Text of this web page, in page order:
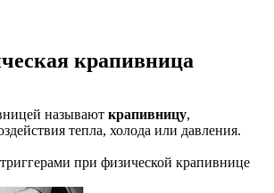
крапивница
называют крапивницу,
тепла, холода или давления.
при физической крапивнице